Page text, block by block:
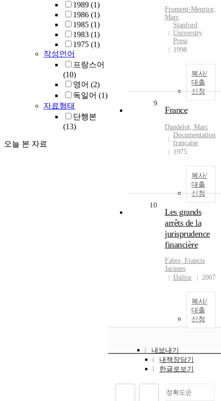
1989 (1)
1986 (1)
1985 (1)
1983 (1)
1975 (1)
작성언어
프랑스어
(10)
영어 (2)
독일어 (1)
자료형태
단행본
(13)
오늘 본 자료
Froment-Meurice,
Marc
Stanford
University
Press
1998
복사/
대출
신청
9
France
Dandelot, Marc
Documentation
française
1975
복사/
대출
신청
10
Les grands
arrêts de la
jurisprudence
financière
Fabre, Francis
Jacques
Dalloz
2007
복사/
대출
신청
내보내기
내책장담기
한글로보기
정확도순